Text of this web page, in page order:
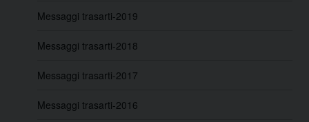
Messaggi trasarti-2019
Messaggi trasarti-2018
Messaggi trasarti-2017
Messaggi trasarti-2016